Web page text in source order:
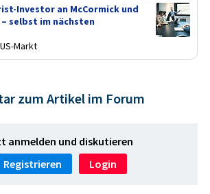
Investor an McCormick und
selbst im nächsten
Markt
zum Artikel im Forum
anmelden und diskutieren
Registrieren
Login